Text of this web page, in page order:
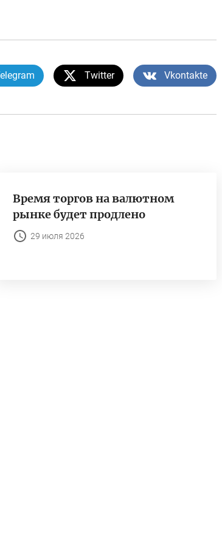
Twitter Vkontakte
Время торгов на валютном
рынке будет продлено
29 июля 2026